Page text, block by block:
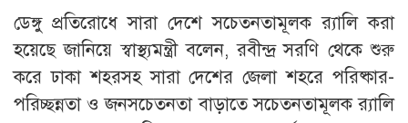
ডেঙ্গু প্রতিরোধে সারা দেশে সচেতনতামূলক র‌্যালি করা
হয়েছে জানিয়ে স্বাস্থ্যমন্ত্রী বলেন, রবীন্দ্র সরণি থেকে শুরু
করে ঢাকা শহরসহ সারা দেশের জেলা শহরে পরিষ্কার-
পরিচ্ছন্নতা ও জনসচেতনতা বাড়াতে সচেতনতামূলক র‌্যালি